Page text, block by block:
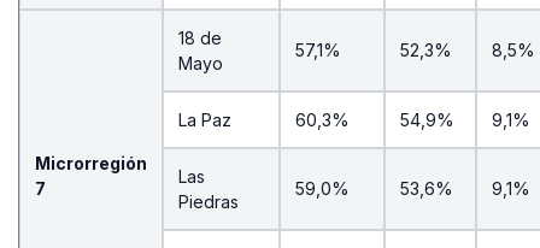
Microrregión
7
18 de
Mayo
57,1% 52,3% 8,5%
La Paz 60,3% 54,9% 9,1%
Las
Piedras
59,0% 53,6% 9,1%